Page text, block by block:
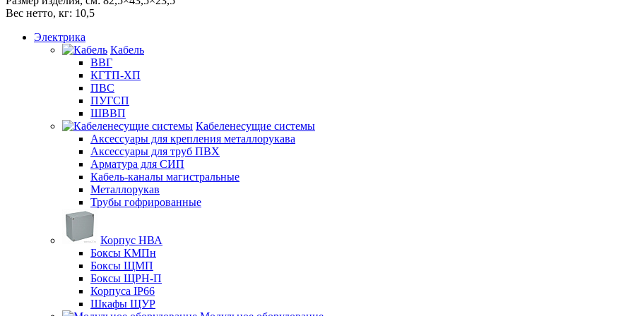
Вес нетто, кг: 10,5
Электрика
Кабель
ВВГ
КГТП-ХП
ПВС
ПУГСП
ШВВП
Кабеленесущие системы
Аксессуары для крепления металлорукава
Аксессуары для труб ПВХ
Арматура для СИП
Кабель-каналы магистральные
Металлорукав
Трубы гофрированные
Корпус НВА
Боксы КМПн
Боксы ЩМП
Боксы ЩРН-П
Корпуса IP66
Шкафы ЩУР